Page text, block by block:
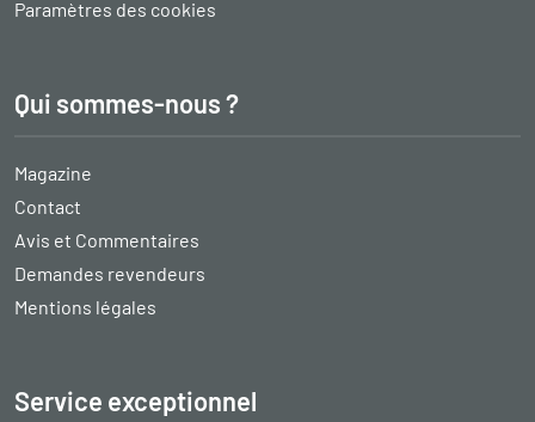
Paramètres des cookies
Qui sommes-nous ?
Magazine
Contact
Avis et Commentaires
Demandes revendeurs
Mentions légales
Service exceptionnel